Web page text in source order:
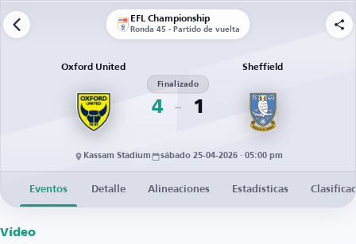
EFL Championship
Ronda 45 - Partido de vuelta
Oxford United
4
Finalizado
1
Sheffield
Kassam Stadium sábado 25-04-2026 · 05:00 pm
Eventos Detalle Alineaciones Estadísticas
Vídeo